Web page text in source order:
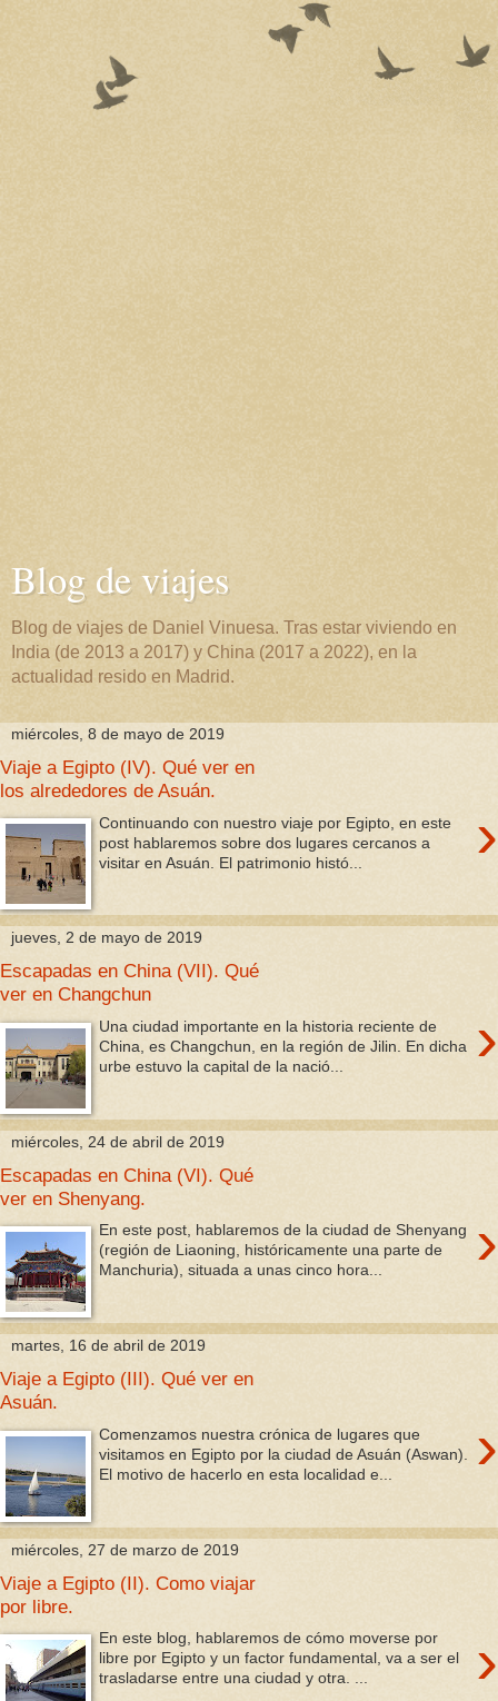
Blog de viajes
Blog de viajes de Daniel Vinuesa. Tras estar viviendo en
India (de 2013 a 2017) y China (2017 a 2022), en la
actualidad resido en Madrid.
miércoles, 8 de mayo de 2019
Viaje a Egipto (IV). Qué ver en
los alrededores de Asuán.
›
Continuando con nuestro viaje por Egipto, en este
post hablaremos sobre dos lugares cercanos a
visitar en Asuán. El patrimonio histó...
jueves, 2 de mayo de 2019
Escapadas en China (VII). Qué
ver en Changchun
›
Una ciudad importante en la historia reciente de
China, es Changchun, en la región de Jilin. En dicha
urbe estuvo la capital de la nació...
miércoles, 24 de abril de 2019
Escapadas en China (VI). Qué
ver en Shenyang.
›
En este post, hablaremos de la ciudad de Shenyang
(región de Liaoning, históricamente una parte de
Manchuria), situada a unas cinco hora...
martes, 16 de abril de 2019
Viaje a Egipto (III). Qué ver en
Asuán.
›
Comenzamos nuestra crónica de lugares que
visitamos en Egipto por la ciudad de Asuán (Aswan).
El motivo de hacerlo en esta localidad e...
miércoles, 27 de marzo de 2019
Viaje a Egipto (II). Como viajar
por libre.
›
En este blog, hablaremos de cómo moverse por
libre por Egipto y un factor fundamental, va a ser el
trasladarse entre una ciudad y otra. ...